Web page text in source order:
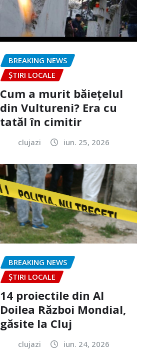
BREAKING NEWS
ȘTIRI LOCALE
Cum a murit băiețelul
din Vultureni? Era cu
tatăl în cimitir
clujazi iun. 25, 2026
BREAKING NEWS
ȘTIRI LOCALE
14 proiectile din Al
Doilea Război Mondial,
găsite la Cluj
clujazi iun. 24, 2026